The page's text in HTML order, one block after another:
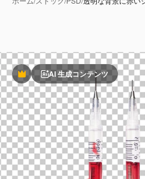
PremiumAI 生成コンテンツ